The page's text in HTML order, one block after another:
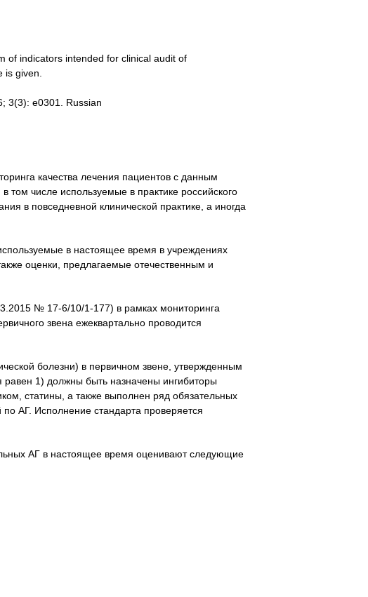
of indicators intended for clinical audit of
given.
3(3): e0301. Russian
качества лечения пациентов с данным
числе используемые в практике российского
в повседневной клинической практике, а иногда
в настоящее время в учреждениях
оценки, предлагаемые отечественным и
№ 17-6/10/1-177) в рамках мониторинга
звена ежеквартально проводится
болезни) в первичном звене, утвержденным
1) должны быть назначены ингибиторы
статины, а также выполнен ряд обязательных
АГ. Исполнение стандарта проверяется
АГ в настоящее время оценивают следующие